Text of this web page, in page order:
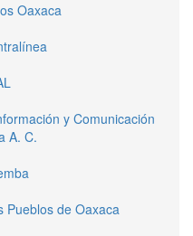
Oaxaca
y Comunicación
A. C.
Pueblos de Oaxaca